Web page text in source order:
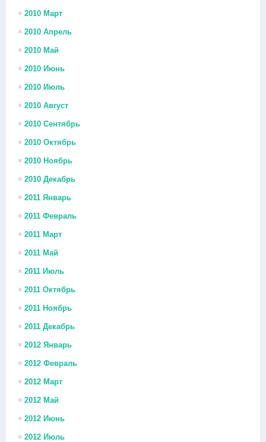
2010 Март
2010 Апрель
2010 Май
2010 Июнь
2010 Июль
2010 Август
2010 Сентябрь
2010 Октябрь
2010 Ноябрь
2010 Декабрь
2011 Январь
2011 Февраль
2011 Март
2011 Май
2011 Июль
2011 Октябрь
2011 Ноябрь
2011 Декабрь
2012 Январь
2012 Февраль
2012 Март
2012 Май
2012 Июнь
2012 Июль